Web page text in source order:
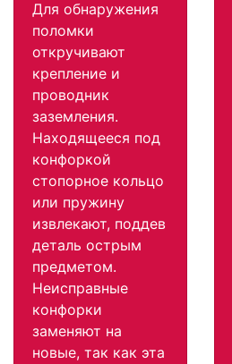
Для обнаружения
поломки
откручивают
крепление и
проводник
заземления.
Находящееся под
конфоркой
стопорное кольцо
или пружину
извлекают, поддев
деталь острым
предметом.
Неисправные
конфорки
заменяют на
новые, так как эта